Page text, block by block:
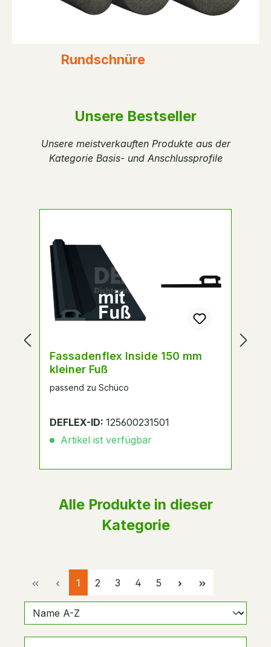
Rundschnüre
Unsere Bestseller
Unsere meistverkauften Produkte aus der
Kategorie Basis- und Anschlussprofile
Fassadenflex Inside 150 mm
kleiner Fuß
passend zu Schüco
DEFLEX-ID: 125600231501
Artikel ist verfügbar
Alle Produkte in dieser
Kategorie
Seite
1 Seite
2 Seite
3 Seite
4 Seite
5